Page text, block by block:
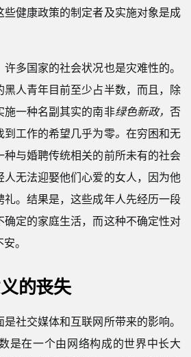
健康政策的制定者及实施对象是成
多国家的社会状况也是灾难性的。
人青年目前至少占半数，而且，除
一种名副其实的南非绿色新政，否
工作的希望几乎为零。 在穷困和无
与婚聘传统相关的前所未有的社会
无法迎娶他们心爱的女人，因为他
。结果是，这些成年人先经历一段
定的家庭生活，而这种不确定性对
。
的丧失
社交媒体和互联网所带来的影响。
是在一个由网络构成的世界中长大